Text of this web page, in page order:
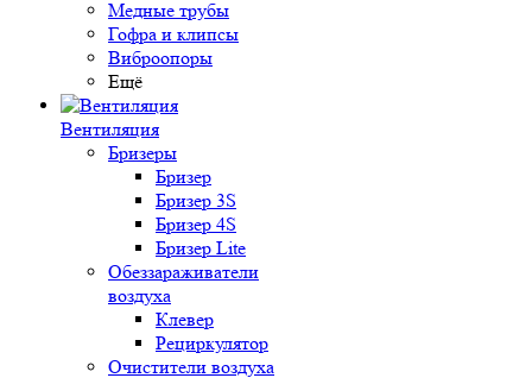
Медные трубы
Гофра и клипсы
Виброопоры
Ещё
Вентиляция
Бризеры
Бризер
Бризер 3S
Бризер 4S
Бризер Lite
Обеззараживатели
воздуха
Клевер
Рециркулятор
Очистители воздуха